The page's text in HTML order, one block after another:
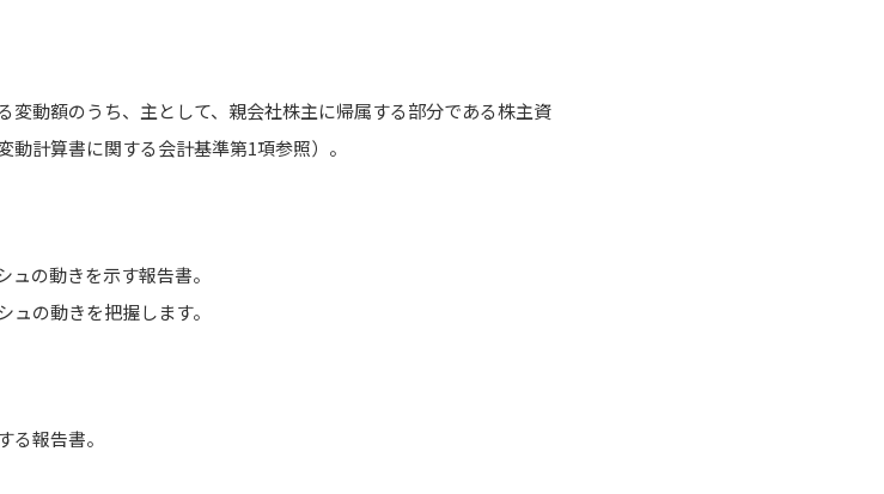
変動額のうち、主として、親会社株主に帰属する部分である株主資
計算書に関する会計基準第1項参照）。
の動きを示す報告書。
の動きを把握します。
報告書。